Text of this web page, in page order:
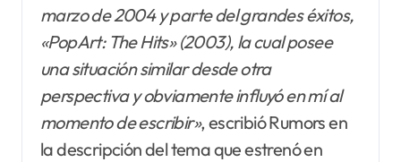
marzo de 2004 y parte del grandes éxitos,
«PopArt: The Hits» (2003), la cual posee
una situación similar desde otra
perspectiva y obviamente influyó en mí al
momento de escribir», escribió Rumors en
la descripción del tema que estrenó en